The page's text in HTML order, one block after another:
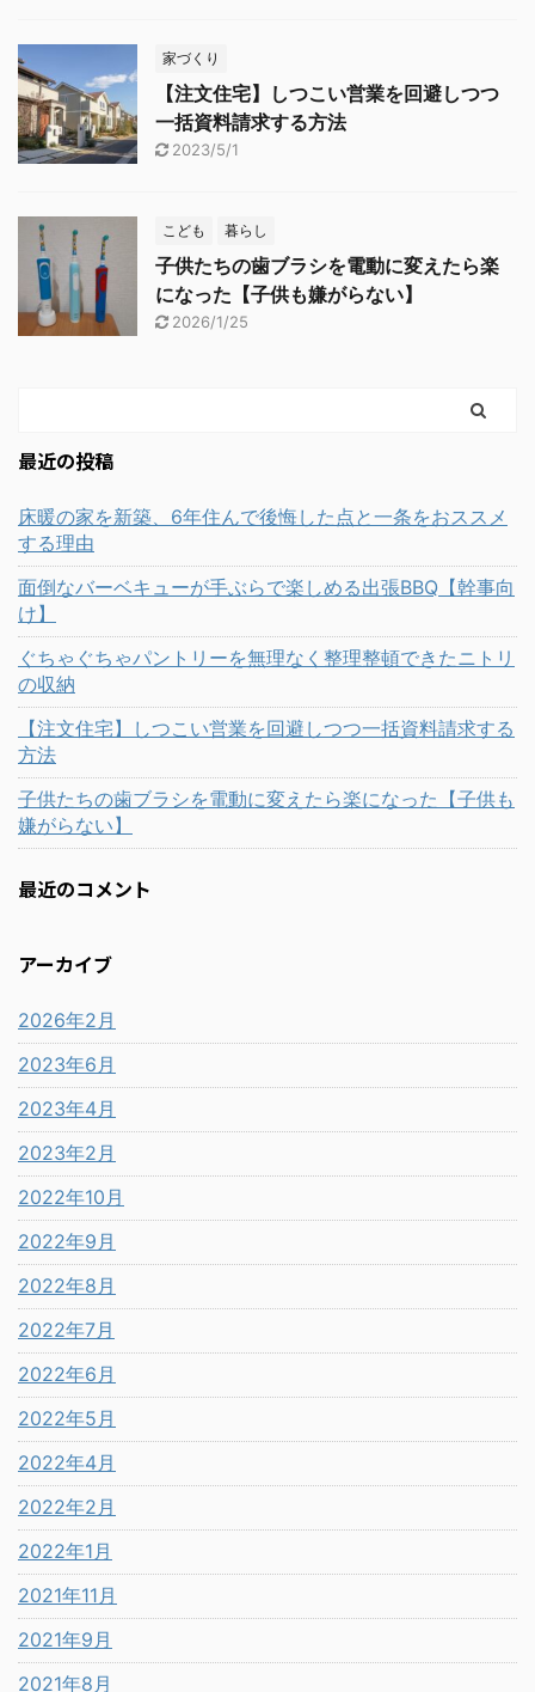
家づくり
【注文住宅】しつこい営業を回避しつつ
一括資料請求する方法
2023/5/1
こども 暮らし
子供たちの歯ブラシを電動に変えたら楽
になった【子供も嫌がらない】
2026/1/25
最近の投稿
床暖の家を新築、6年住んで後悔した点と一条をおススメ
する理由
面倒なバーベキューが手ぶらで楽しめる出張BBQ【幹事向
け】
ぐちゃぐちゃパントリーを無理なく整理整頓できたニトリ
の収納
【注文住宅】しつこい営業を回避しつつ一括資料請求する
方法
子供たちの歯ブラシを電動に変えたら楽になった【子供も
嫌がらない】
最近のコメント
アーカイブ
2026年2月
2023年6月
2023年4月
2023年2月
2022年10月
2022年9月
2022年8月
2022年7月
2022年6月
2022年5月
2022年4月
2022年2月
2022年1月
2021年11月
2021年9月
2021年8月